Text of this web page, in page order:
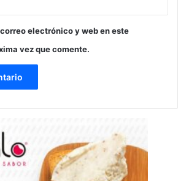
electrónico y web en este
vez que comente.